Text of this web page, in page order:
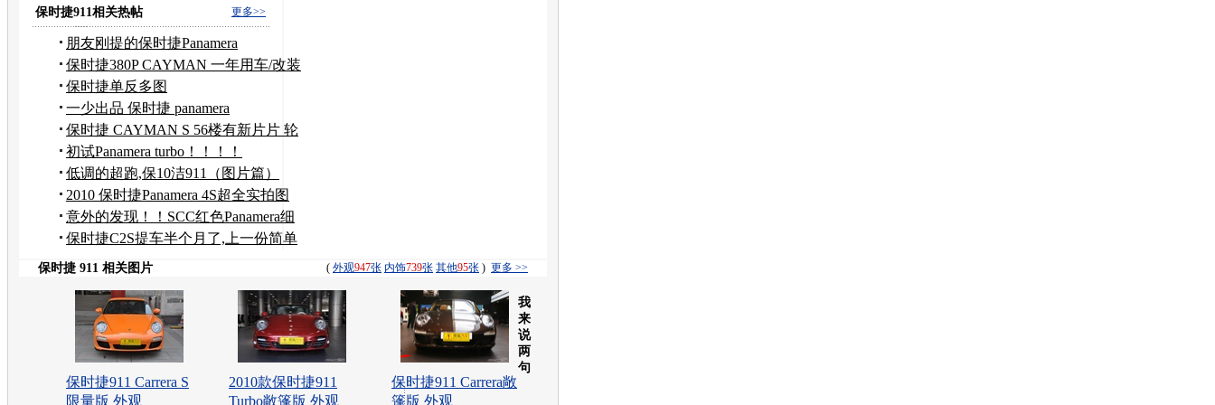
更多>>
保时捷911相关热帖
朋友刚提的保时捷Panamera
保时捷380P CAYMAN 一年用车/改装
日记
保时捷单反多图
一少出品 保时捷 panamera
保时捷 CAYMAN S 56楼有新片片 轮
胎特写
初试Panamera turbo！！！！
低调的超跑,保10洁911（图片篇）
2010 保时捷Panamera 4S超全实拍图
意外的发现！！SCC红色Panamera细
节实拍！
保时捷C2S提车半个月了,上一份简单
的作业！！！！
( 外观947张 内饰739张 其他95张 ) 更多 >>
保时捷 911 相关图片
保时捷911 Carrera S
限量版 外观
2010款保时捷911
Turbo敞篷版 外观
保时捷911 Carrera敞
篷版 外观
我
来
说
两
句